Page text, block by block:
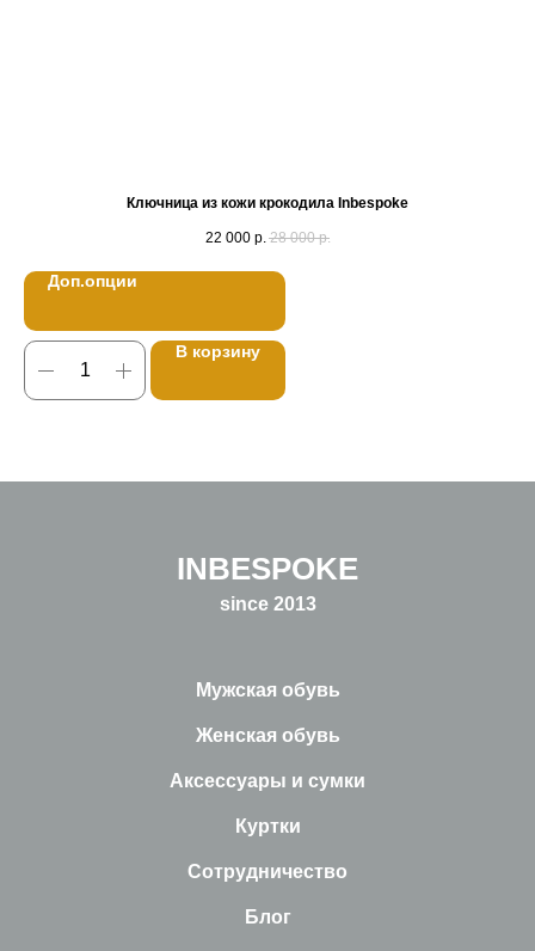
Ключница из кожи крокодила Inbespoke
22 000 р. 28 000 р.
Доп.опции
В корзину
INBESPOKE
since 2013
Мужская обувь
Женская обувь
Аксессуары и сумки
Куртки
Сотрудничество
Блог